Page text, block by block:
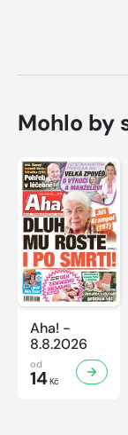
Mohlo by
Aha! -
8.8.2026
od
14Kč